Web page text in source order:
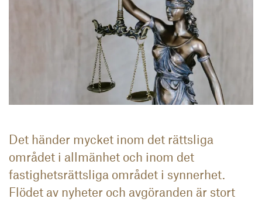
Det händer mycket inom det rättsliga
området i allmänhet och inom det
fastighetsrättsliga området i synnerhet.
Flödet av nyheter och avgöranden är stort